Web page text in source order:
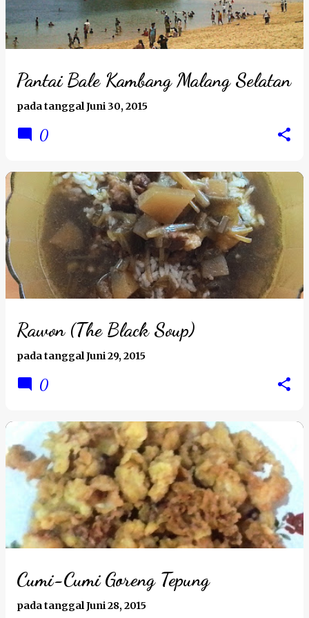
t
n
Pantai Bale Kambang Malang Selatan
pada tanggalJuni 30, 2015
0
Rawon (The Black Soup)
pada tanggalJuni 29, 2015
0
Cumi-Cumi Goreng Tepung
pada tanggalJuni 28, 2015